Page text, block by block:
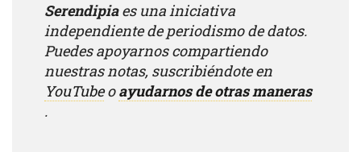
Serendipiaes una iniciativa
independiente de periodismo de datos.
Puedes apoyarnos compartiendo
nuestras notas, suscribiéndote en
YouTubeoayudarnos de otras maneras
.